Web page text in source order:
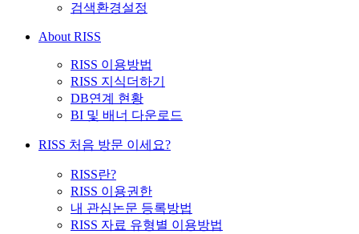
검색환경설정
About RISS
RISS 이용방법
RISS 지식더하기
DB연계 현황
BI 및 배너 다운로드
RISS 처음 방문 이세요?
RISS란?
RISS 이용권한
내 관심논문 등록방법
RISS 자료 유형별 이용방법